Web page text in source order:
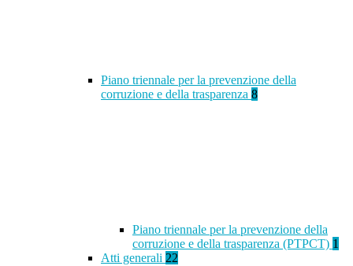
Piano triennale per la prevenzione della
corruzione e della trasparenza 8
Piano triennale per la prevenzione della
corruzione e della trasparenza (PTPCT) 1
Atti generali 22